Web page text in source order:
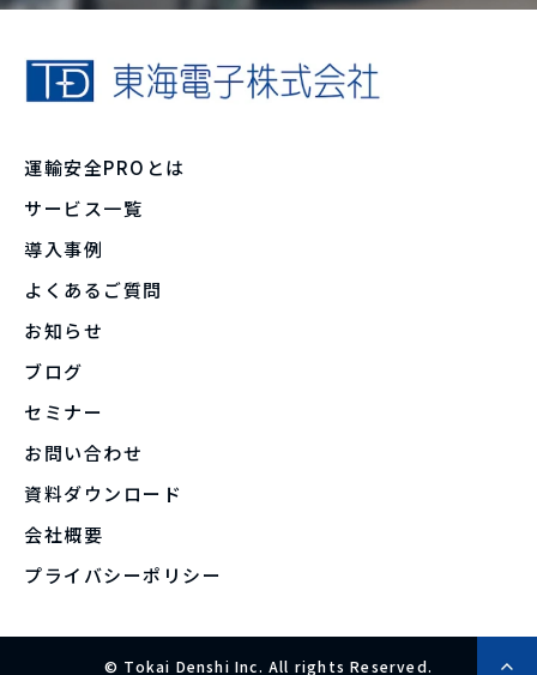
運輸安全PROとは
サービス一覧
導入事例
よくあるご質問
お知らせ
ブログ
セミナー
お問い合わせ
資料ダウンロード
会社概要
プライバシーポリシー
© Tokai Denshi Inc. All rights Reserved.